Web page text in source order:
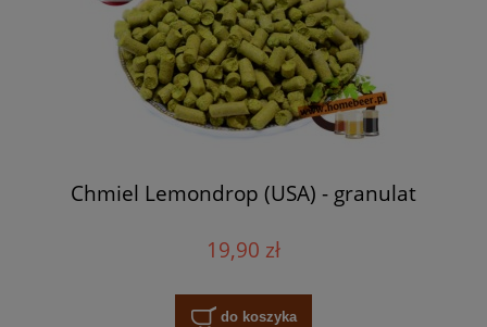
Chmiel Lemondrop (USA) - granulat
19,90 zł
do koszyka